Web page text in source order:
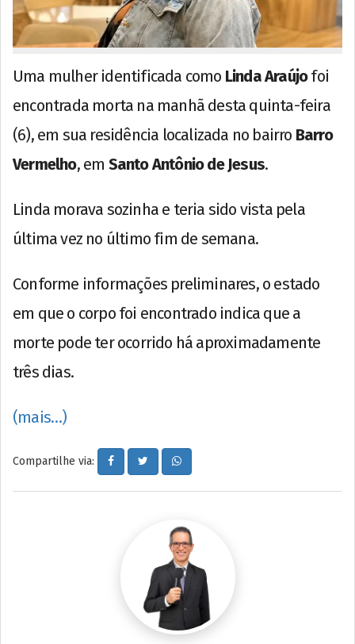
Uma mulher identificada como Linda Araújofoi
encontrada morta na manhã desta quinta-feira
(6), em sua residência localizada no bairro Barro
Vermelho, em Santo Antônio de Jesus.
Linda morava sozinha e teria sido vista pela
última vez no último fim de semana.
Conforme informações preliminares, o estado
em que o corpo foi encontrado indica que a
morte pode ter ocorrido há aproximadamente
três dias.
(mais…)
Compartilhe via: